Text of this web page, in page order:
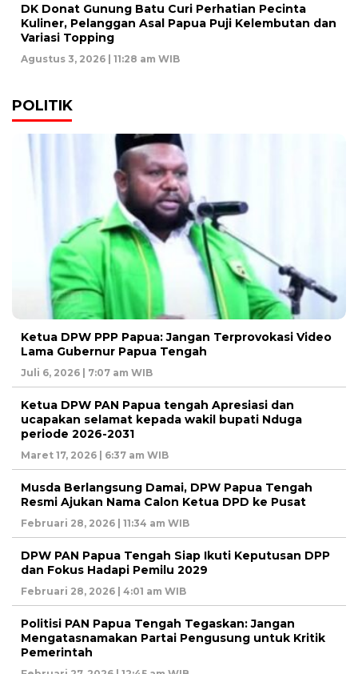
DK Donat Gunung Batu Curi Perhatian Pecinta
Kuliner, Pelanggan Asal Papua Puji Kelembutan dan
Variasi Topping
Agustus 3, 2026 | 11:28 am WIB
POLITIK
Ketua DPW PPP Papua: Jangan Terprovokasi Video
Lama Gubernur Papua Tengah
Juli 6, 2026 | 7:07 am WIB
Ketua DPW PAN Papua tengah Apresiasi dan
ucapakan selamat kepada wakil bupati Nduga
periode 2026-2031
Maret 17, 2026 | 6:37 am WIB
Musda Berlangsung Damai, DPW Papua Tengah
Resmi Ajukan Nama Calon Ketua DPD ke Pusat
Februari 28, 2026 | 11:34 am WIB
DPW PAN Papua Tengah Siap Ikuti Keputusan DPP
dan Fokus Hadapi Pemilu 2029
Februari 28, 2026 | 4:01 am WIB
Politisi PAN Papua Tengah Tegaskan: Jangan
Mengatasnamakan Partai Pengusung untuk Kritik
Pemerintah